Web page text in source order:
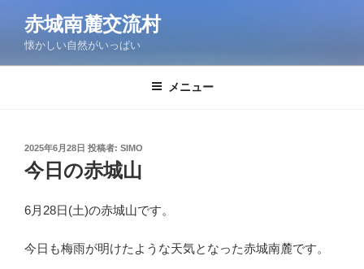
ン
赤城南麓交流村
懐かしい自然がいっぱい
メニュー
投
稿
日:
2025年6月28日 投稿者: SIMO
今日の赤城山
6月28日(土)の赤城山です。
今日も梅雨が明けたような天気となった赤城南麓です。